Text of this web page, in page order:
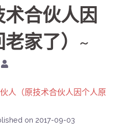
合伙人因
家了）~
人（原技术合伙人因个人原
on 2017-09-03